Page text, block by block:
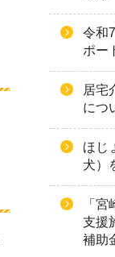
令和
ポー
居宅
につ
ほじ
犬）
「
支援
補助